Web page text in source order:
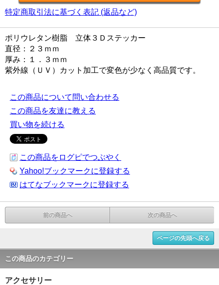
特定商取引法に基づく表記 (返品など)
ポリウレタン樹脂 立体３Ｄステッカー
直径：２３ｍｍ
厚み：１．３ｍｍ
紫外線（ＵＶ）カット加工で変色が少なく高品質です。
この商品について問い合わせる
この商品を友達に教える
買い物を続ける
この商品をログピでつぶやく
Yahoo!ブックマークに登録する
はてなブックマークに登録する
前の商品へ 次の商品へ
ページの先頭へ戻る
この商品のカテゴリー
アクセサリー